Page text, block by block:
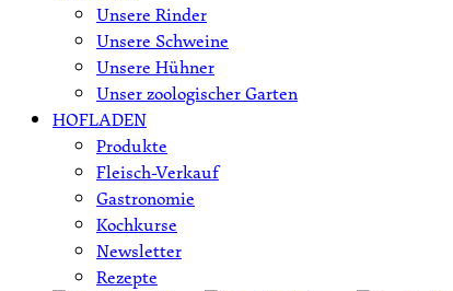
Unsere Rinder
Unsere Schweine
Unsere Hühner
Unser zoologischer Garten
HOFLADEN
Produkte
Fleisch-Verkauf
Gastronomie
Kochkurse
Newsletter
Rezepte